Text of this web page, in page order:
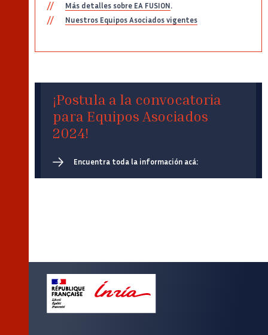
Más detalles sobre EA FUSION.
Nuestros Equipos Asociados vigentes
¡Postula a la convocatoria
para Equipos Asociados
2024!
Encuentra toda la información acá: